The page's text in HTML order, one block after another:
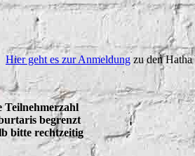
Hier geht es zur Anmeldung zu den
Teilnehmerzahl
begrenzt
bitte rechtzeitig